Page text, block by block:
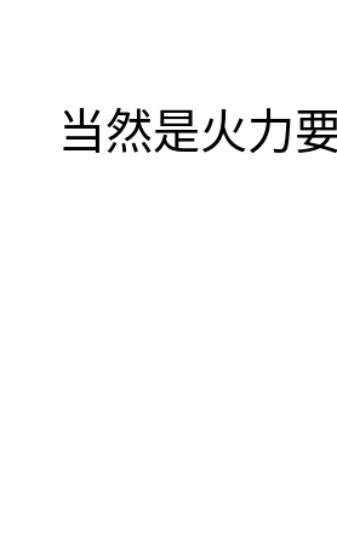
当然是火力